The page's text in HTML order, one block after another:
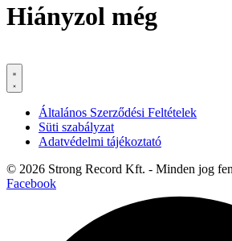
Hiányzol még
Általános Szerződési Feltételek
Süti szabályzat
Adatvédelmi tájékoztató
© 2026 Strong Record Kft. - Minden jog
Facebook